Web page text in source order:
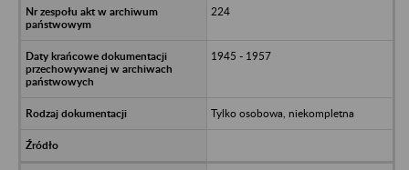
224
1945 - 1957
Tylko osobowa, niekompletna